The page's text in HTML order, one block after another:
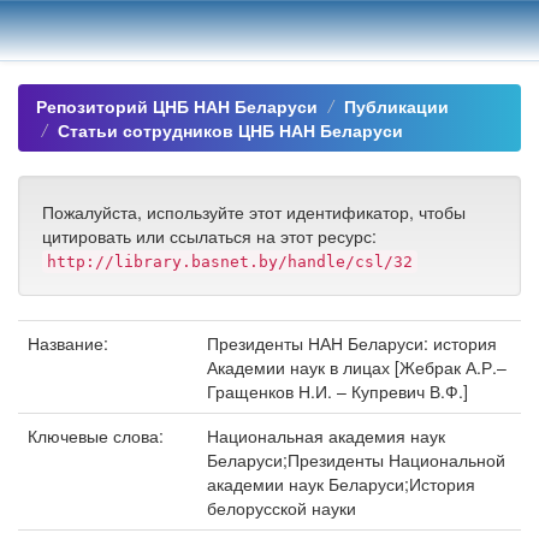
Skip
navigation
Репозиторий ЦНБ НАН Беларуси
Публикации
Статьи сотрудников ЦНБ НАН Беларуси
Пожалуйста, используйте этот идентификатор, чтобы
цитировать или ссылаться на этот ресурс:
http://library.basnet.by/handle/csl/32
Название:
Президенты НАН Беларуси: история
Академии наук в лицах [Жебрак А.Р.–
Гращенков Н.И. – Купревич В.Ф.]
Ключевые слова:
Национальная академия наук
Беларуси;Президенты Национальной
академии наук Беларуси;История
белорусской науки